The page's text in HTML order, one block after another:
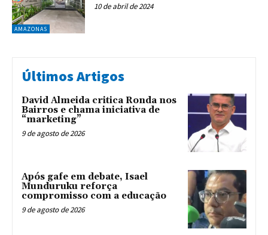
AMAZONAS
10 de abril de 2024
Últimos Artigos
David Almeida critica Ronda nos
Bairros e chama iniciativa de
“marketing”
9 de agosto de 2026
Após gafe em debate, Isael
Munduruku reforça
compromisso com a educação
9 de agosto de 2026